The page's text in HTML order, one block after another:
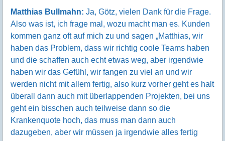
Matthias Bullmahn: Ja, Götz, vielen Dank für die Frage.
Also was ist, ich frage mal, wozu macht man es. Kunden
kommen ganz oft auf mich zu und sagen „Matthias, wir
haben das Problem, dass wir richtig coole Teams haben
und die schaffen auch echt etwas weg, aber irgendwie
haben wir das Gefühl, wir fangen zu viel an und wir
werden nicht mit allem fertig, also kurz vorher geht es halt
überall dann auch mit überlappenden Projekten, bei uns
geht ein bisschen auch teilweise dann so die
Krankenquote hoch, das muss man dann auch
dazugeben, aber wir müssen ja irgendwie alles fertig